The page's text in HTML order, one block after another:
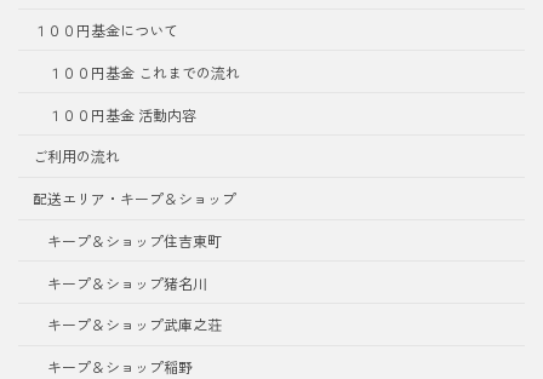
１００円基金について
１００円基金 これまでの流れ
１００円基金 活動内容
ご利用の流れ
配送エリア・キープ＆ショップ
キープ＆ショップ住吉東町
キープ＆ショップ猪名川
キープ＆ショップ武庫之荘
キープ＆ショップ稲野